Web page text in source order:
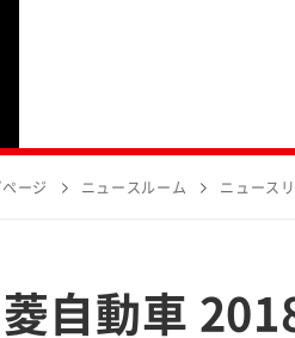
ページ ニュースルーム ニュース
自動車